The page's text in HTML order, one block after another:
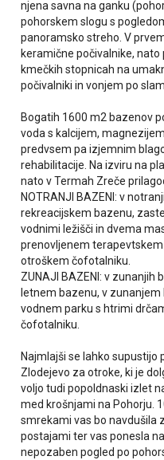
njena savna na ganku
pohorskem slogu s
panoramsko streho. V
keramične počivalnike,
kmečkih stopnicah na
počivalniki in vonjem po
Bogatih 1600 m2 bazenov
voda s kalcijem,
predvsem pa izjemnim
rehabilitacije. Na izviru na
nato v Termah Zreče
NOTRANJI BAZENI: v
rekreacijskem bazenu,
vodnimi ležišči in dvema
prenovljenem
otroškem čofotalniku.
ZUNAJI BAZENI: v zunanjih
letnem bazenu, v
vodnem parku s htrimi
čofotalniku.
Najmlajši se lahko supustijo
Zlodejevo za otroke, ki je
voljo tudi popoldnaski izlet
med krošnjami na Pohorju.
smrekami vas bo navdušila
postajami ter vas ponesla
nepozaben pogled po